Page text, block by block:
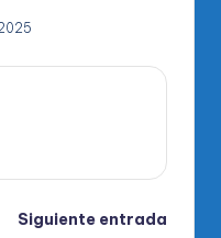
Siguiente entrada